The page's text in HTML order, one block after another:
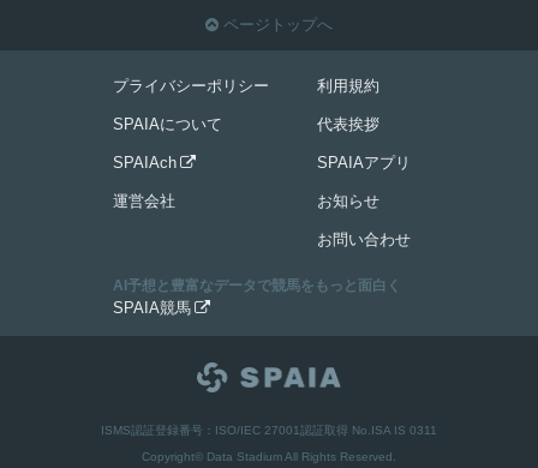
 ページトップへ
プライバシーポリシー
SPAIAについて
SPAIAch 
運営会社
利用規約
代表挨拶
SPAIAアプリ
お知らせ
お問い合わせ
AI予想と豊富なデータで競馬をもっと面白く
SPAIA競馬 
ISMS認証登録番号：ISO/IEC 27001認証取得 No.ISA IS 0311
Copyright© Data Stadium All Rights Reserved.